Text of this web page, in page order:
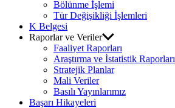
Bölünme İşlemi
Tür Değişikliği İşlemleri
K Belgesi
Raporlar ve Veriler
Faaliyet Raporları
Araştırma ve İstatistik Raporları
Stratejik Planlar
Mali Veriler
Basılı Yayınlarımız
Başarı Hikayeleri